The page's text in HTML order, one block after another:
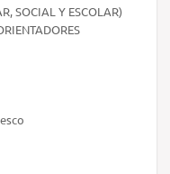
SOCIAL Y ESCOLAR)